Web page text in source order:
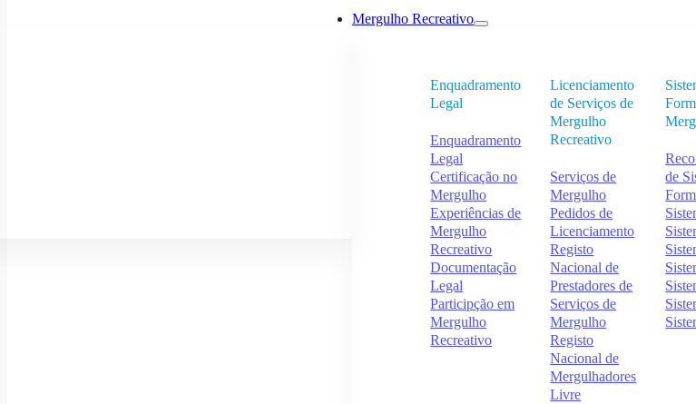
Mergulho Recreativo
Enquadramento
Legal
Enquadramento
Legal
Certificação no
Mergulho
Experiências de
Mergulho
Recreativo
Documentação
Legal
Participção em
Mergulho
Recreativo
Licenciamento
de Serviços de
Mergulho
Recreativo
Serviços de
Mergulho
Pedidos de
Licenciamento
Registo
Nacional de
Prestadores de
Serviços de
Mergulho
Registo
Nacional de
Mergulhadores
Livre
de